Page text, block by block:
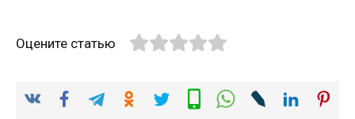
Оцените статью